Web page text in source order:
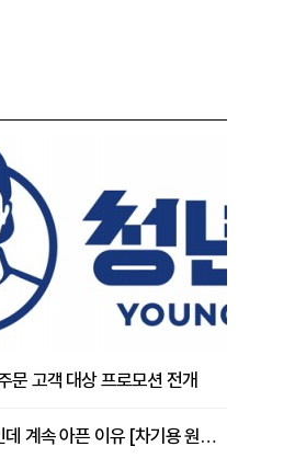
문 고객 대상 프로모션 전개
허리 MRI는 정상인데 계속 아픈 이유 [차기용 원장 칼럼]